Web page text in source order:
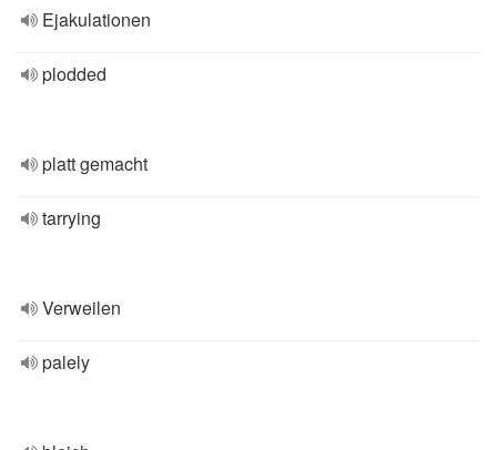
Ejakulationen
plodded
platt gemacht
tarrying
Verweilen
palely